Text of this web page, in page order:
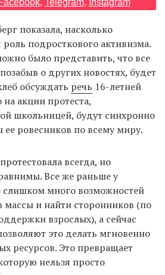
, Telegram, Instagram
показала, насколько
подросткового активизма.
было представить, что все
о других новостях, будет
обсуждать речь 16-летней
акции протеста,
школьницей, будут синхронно
ровесников по всему миру.
всегда, но
Все же раньше у
слишком много возможностей
массы и найти сторонников (по
взрослых), а сейчас
это делать мгновенно
ресурсов. Это превращает
нельзя просто